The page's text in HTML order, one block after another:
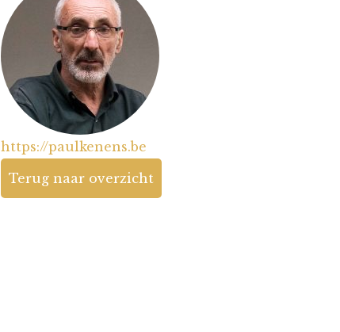
https://paulkenens.be
Terug naar overzicht